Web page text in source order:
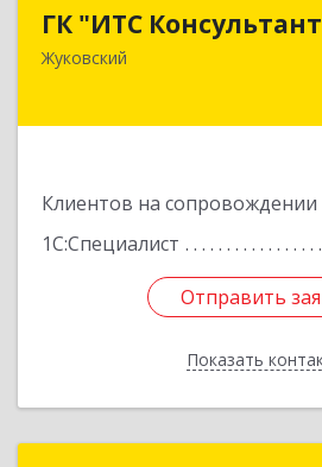
ГК "ИТС
Жуковский
Клиентов на сопровождении
1С:Специалист
Отправить
Показать
140181,
Ломоносова ул, дом №
Отправить
Назад